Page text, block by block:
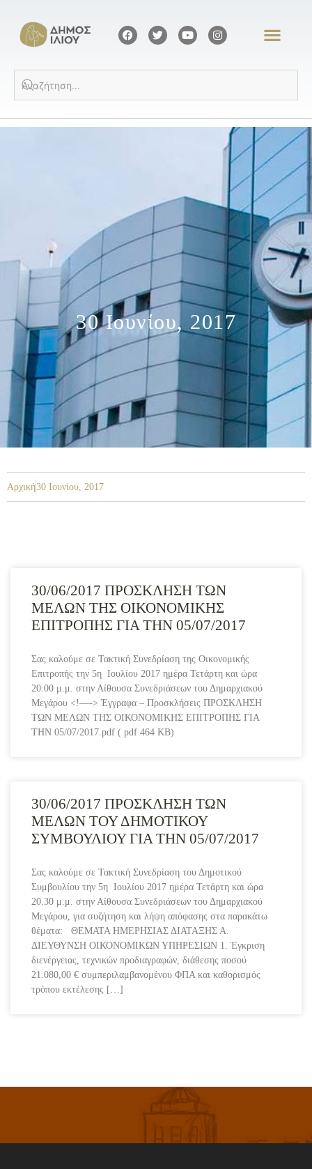
30 Ιουνίου, 2017
Αρχική30 Ιουνίου, 2017
30/06/2017 ΠΡΟΣΚΛΗΣΗ ΤΩΝ
ΜΕΛΩΝ ΤΗΣ ΟΙΚΟΝΟΜΙΚΗΣ
ΕΠΙΤΡΟΠΗΣ ΓΙΑ ΤΗΝ 05/07/2017
Σας καλούμε σε Τακτική Συνεδρίαση της Οικονομικής
Επιτροπής την 5η Ιουλίου 2017 ημέρα Τετάρτη και ώρα
20:00 μ.μ. στην Αίθουσα Συνεδριάσεων του Δημαρχιακού
Μεγάρου <!—-> Έγγραφα – Προσκλήσεις ΠΡΟΣΚΛΗΣΗ
ΤΩΝ ΜΕΛΩΝ ΤΗΣ ΟΙΚΟΝΟΜΙΚΗΣ ΕΠΙΤΡΟΠΗΣ ΓΙΑ
ΤΗΝ 05/07/2017.pdf ( pdf 464 KB)
30/06/2017 ΠΡΟΣΚΛΗΣΗ ΤΩΝ
ΜΕΛΩΝ ΤΟΥ ΔΗΜΟΤΙΚΟΥ
ΣΥΜΒΟΥΛΙΟΥ ΓΙΑ ΤΗΝ 05/07/2017
Σας καλούμε σε Τακτική Συνεδρίαση του Δημοτικού
Συμβουλίου την 5η Ιουλίου 2017 ημέρα Τετάρτη και ώρα
20.30 μ.μ. στην Αίθουσα Συνεδριάσεων του Δημαρχιακού
Μεγάρου, για συζήτηση και λήψη απόφασης στα παρακάτω
θέματα: ΘΕΜΑΤΑ ΗΜΕΡΗΣΙΑΣ ΔΙΑΤΑΞΗΣ Α.
ΔΙΕΥΘΥΝΣΗ ΟΙΚΟΝΟΜΙΚΩΝ ΥΠΗΡΕΣΙΩΝ 1. Έγκριση
διενέργειας, τεχνικών προδιαγραφών, διάθεσης ποσού
21.080,00 € συμπεριλαμβανομένου ΦΠΑ και καθορισμός
τρόπου εκτέλεσης […]